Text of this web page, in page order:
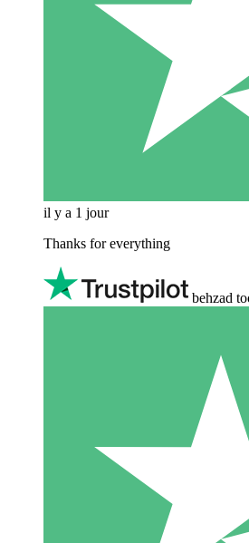
il y a 1 jour
Thanks for everything
behzad